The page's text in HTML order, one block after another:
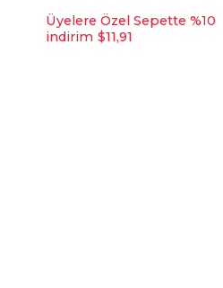
Üyelere Özel Sepette %10
indirim $11,91